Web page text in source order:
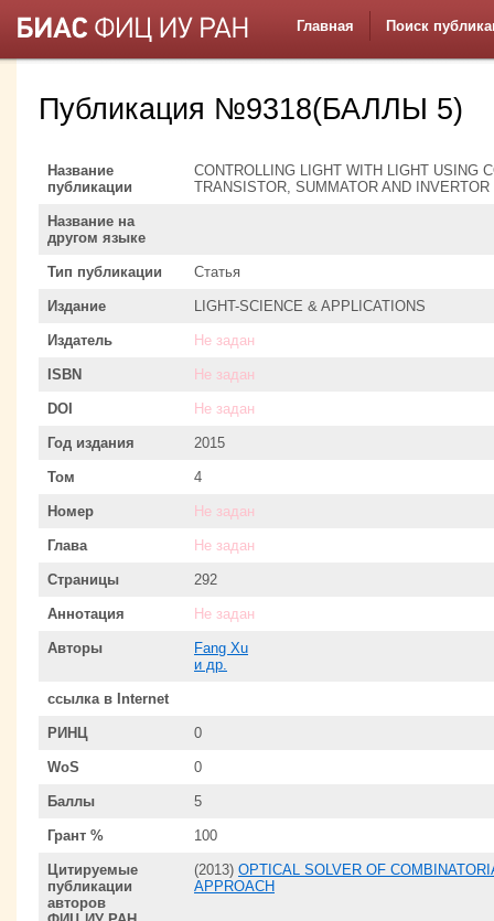
Главная Поиск
Публикация №9318(БАЛЛЫ 5)
Название
публикации
CONTROLLING LIGHT WITH LIGHT USING
TRANSISTOR, SUMMATOR AND INVERTOR
Название на
другом языке
Тип публикации Статья
Издание LIGHT-SCIENCE & APPLICATIONS
Издатель Не задан
ISBN Не задан
DOI Не задан
Год издания 2015
Том 4
Номер Не задан
Глава Не задан
Страницы 292
Аннотация Не задан
Авторы
Fang Xu
и др.
ссылка в Internet
РИНЦ 0
WoS 0
Баллы 5
Грант % 100
Цитируемые
публикации
авторов
(2013) OPTICAL SOLVER OF
APPROACH